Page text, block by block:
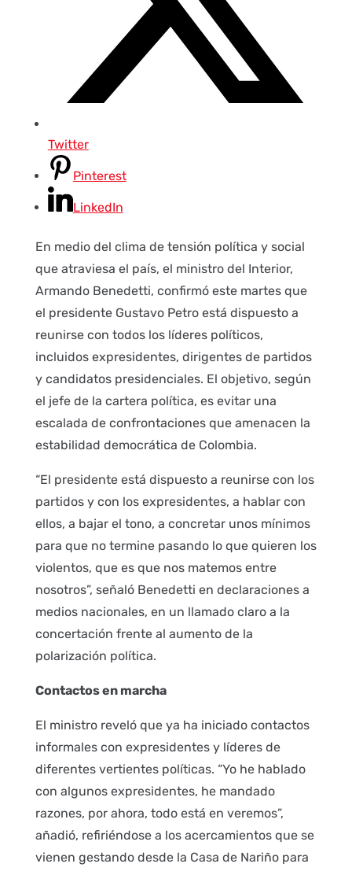
Twitter
Pinterest
LinkedIn
En medio del clima de tensión política y social
que atraviesa el país, el ministro del Interior,
Armando Benedetti, confirmó este martes que
el presidente Gustavo Petro está dispuesto a
reunirse con todos los líderes políticos,
incluidos expresidentes, dirigentes de partidos
y candidatos presidenciales. El objetivo, según
el jefe de la cartera política, es evitar una
escalada de confrontaciones que amenacen la
estabilidad democrática de Colombia.
“El presidente está dispuesto a reunirse con los
partidos y con los expresidentes, a hablar con
ellos, a bajar el tono, a concretar unos mínimos
para que no termine pasando lo que quieren los
violentos, que es que nos matemos entre
nosotros”, señaló Benedetti en declaraciones a
medios nacionales, en un llamado claro a la
concertación frente al aumento de la
polarización política.
Contactos en marcha
El ministro reveló que ya ha iniciado contactos
informales con expresidentes y líderes de
diferentes vertientes políticas. “Yo he hablado
con algunos expresidentes, he mandado
razones, por ahora, todo está en veremos”,
añadió, refiriéndose a los acercamientos que se
vienen gestando desde la Casa de Nariño para